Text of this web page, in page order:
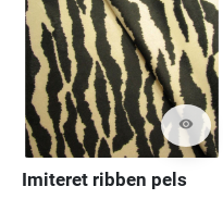
visibility
Imiteret ribben pels